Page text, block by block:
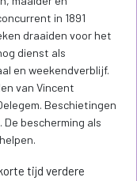
in 1891
draaiden voor het
dienst als
en weekendverblijf.
van Vincent
Beschietingen
De bescherming als
tijd verdere